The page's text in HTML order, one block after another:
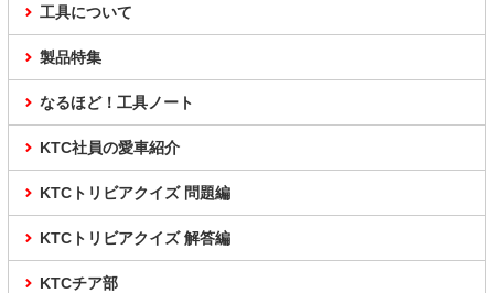
工具について
製品特集
なるほど！工具ノート
KTC社員の愛車紹介
KTCトリビアクイズ 問題編
KTCトリビアクイズ 解答編
KTCチア部